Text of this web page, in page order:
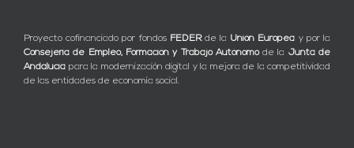
Proyecto cofinanciado por fondos FEDERde la Unión Europea y por la
Consejería de Empleo, Formación y Trabajo Autónomode la Junta de
Andalucía para la modernización digital y la mejora de la competitividad
de las entidades de economía social.